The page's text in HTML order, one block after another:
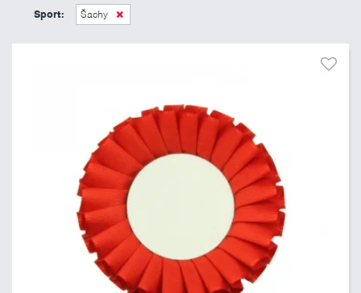
45 Kč
Sport: Šachy